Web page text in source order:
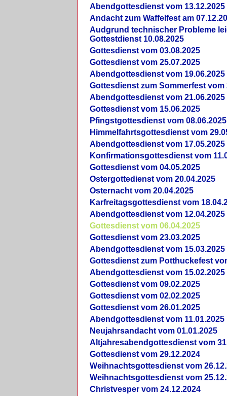
Abendgottesdienst vom 13.12.2025
Andacht zum Waffelfest am
Audgrund technischer Probleme
Gottestdienst 10.08.2025
Gottesdienst vom 03.08.2025
Gottesdienst vom 25.07.2025
Abendgottesdienst vom 19.06.2025
Gottesdienst zum Sommerfest vom
Abendgottesdienst vom 21.06.2025
Gottesdienst vom 15.06.2025
Pfingstgottesdienst vom 08.06.2025
Himmelfahrtsgottesdienst vom
Abendgottesdienst vom 17.05.2025
Konfirmationsgottesdienst vom
Gottesdienst vom 04.05.2025
Ostergottedienst vom 20.04.2025
Osternacht vom 20.04.2025
Karfreitagsgottesdienst vom
Abendgottesdienst vom 12.04.2025
Gottesdienst vom 06.04.2025
Gottesdienst vom 23.03.2025
Abendgottesdienst vom 15.03.2025
Gottesdienst zum Potthuckefest
Abendgottesdienst vom 15.02.2025
Gottesdienst vom 09.02.2025
Gottesdienst vom 02.02.2025
Gottesdienst vom 26.01.2025
Abendgottesdienst vom 11.01.2025
Neujahrsandacht vom 01.01.2025
Altjahresabendgottesdienst vom
Gottesdienst vom 29.12.2024
Weihnachtsgottesdienst vom
Weihnachtsgottesdienst vom
Christvesper vom 24.12.2024